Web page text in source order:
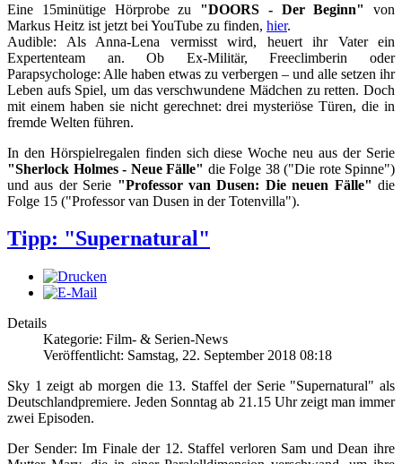
Eine 15minütige Hörprobe zu "DOORS - Der Beginn"
von
Markus Heitz ist jetzt bei YouTube zu finden, hier.
Audible: Als Anna-Lena vermisst wird, heuert ihr Vater ein
Expertenteam an. Ob Ex-Militär, Freeclimberin oder
Parapsychologe: Alle haben etwas zu verbergen – und alle setzen ihr
Leben aufs Spiel, um das verschwundene Mädchen zu retten. Doch
mit einem haben sie nicht gerechnet: drei mysteriöse Türen, die in
fremde Welten führen.
In den Hörspielregalen finden sich diese Woche neu aus der Serie
"Sherlock Holmes - Neue Fälle" die Folge 38 ("Die rote Spinne")
und aus der Serie "Professor van Dusen: Die neuen Fälle" die
Folge 15 ("Professor van Dusen in der Totenvilla").
Tipp: "Supernatural"
Details
Kategorie: Film- & Serien-News
Veröffentlicht: Samstag, 22. September 2018 08:18
Sky 1 zeigt ab morgen die 13. Staffel der Serie "Supernatural" als
Deutschlandpremiere. Jeden Sonntag ab 21.15 Uhr zeigt man immer
zwei Episoden.
Der Sender: Im Finale der 12. Staffel verloren Sam und Dean ihre